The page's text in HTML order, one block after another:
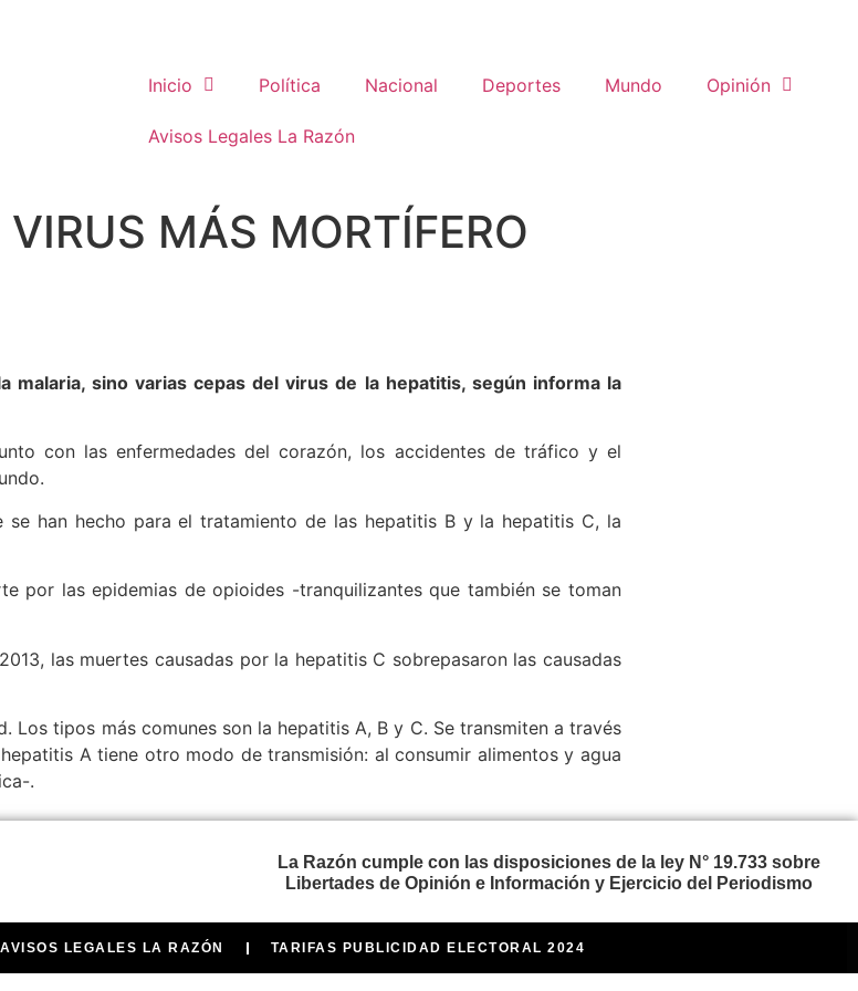
Inicio Política Nacional Deportes Mundo Opinión
Avisos Legales La Razón
MÁS MORTÍFERO
malaria, sino varias cepas del virus de la hepatitis, según informa la
con las enfermedades del corazón, los accidentes de tráfico y el
se han hecho para el tratamiento de las hepatitis B y la hepatitis C, la
por las epidemias de opioides -tranquilizantes que también se toman
las muertes causadas por la hepatitis C sobrepasaron las causadas
tipos más comunes son la hepatitis A, B y C. Se transmiten a través
A tiene otro modo de transmisión: al consumir alimentos y agua
.
La Razón cumple con las disposiciones de la ley N° 19.733 sobre
Libertades de Opinión e Información y Ejercicio del Periodismo
AVISOS LEGALES LA RAZÓN TARIFAS PUBLICIDAD ELECTORAL 2024